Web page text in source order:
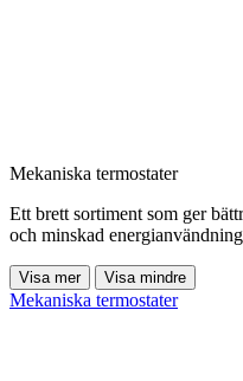
Mekaniska termostater
Ett brett sortiment som ger
och minskad
Visa mer Visa mindre
Mekaniska termostater